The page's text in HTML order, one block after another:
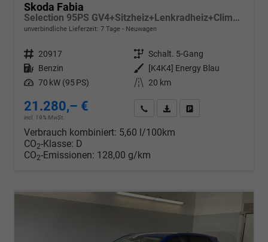
Skoda Fabia
Selection 95PS GV4+Sitzheiz+Lenkradheiz+Climatronic+Sunset+AppConnect+PDC
unverbindliche Lieferzeit: 7 Tage Neuwagen
Fahrzeugnr. 20917 Getriebe Schalt. 5-Gang
Kraftstoff Benzin Außenfarbe
[K4K4] Energy Blau
Leistung 70 kW (95 PS) Kilometerstand 20 km
21.280,– €
incl. 19% MwSt.
Wir rufen Sie anPDF-Datei, Fahrzeugexposé
Verbrauch kombiniert: 5,60 l/100km
CO2-Klasse: D
CO2-Emissionen: 128,00 g/km